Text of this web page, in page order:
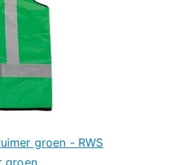
groen - RWS
groen